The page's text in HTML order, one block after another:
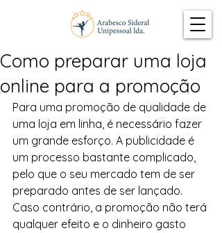
Como preparar uma loja
online para a promoção
Para uma promoção de qualidade de
uma loja em linha, é necessário fazer
um grande esforço. A publicidade é
um processo bastante complicado,
pelo que o seu mercado tem de ser
preparado antes de ser lançado.
Caso contrário, a promoção não terá
qualquer efeito e o dinheiro gasto